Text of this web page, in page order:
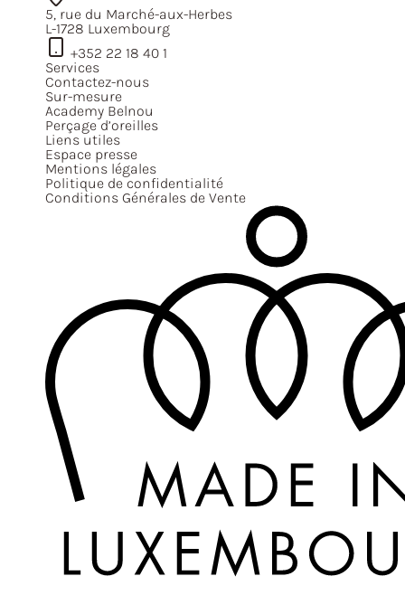
5, rue du Marché-aux-Herbes
L-1728 Luxembourg
+352 22 18 40 1
Services
Contactez-nous
Sur-mesure
Academy Belnou
Perçage d’oreilles
Liens utiles
Espace presse
Mentions légales
Politique de confidentialité
Conditions Générales de Vente